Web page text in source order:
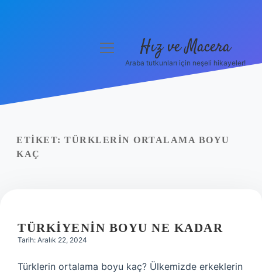
Yasal Uyarı
menüyü
Hız ve Macera
Araba tutkunları için neşeli hikayeler!
ETIKET: TÜRKLERIN ORTALAMA BOYU
KAÇ
TÜRKIYENIN BOYU NE KADAR
Tarih: Aralık 22, 2024
Türklerin ortalama boyu kaç? Ülkemizde erkeklerin